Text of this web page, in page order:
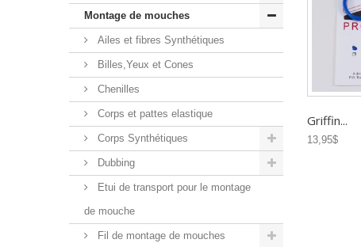
Montage de mouches
Ailes et fibres Synthétiques
Billes,Yeux et Cones
Chenilles
Corps et pattes elastique
Corps Synthétiques
Dubbing
Etui de transport pour le montage
de mouche
Fil de montage de mouches
Griffin...
13,95$